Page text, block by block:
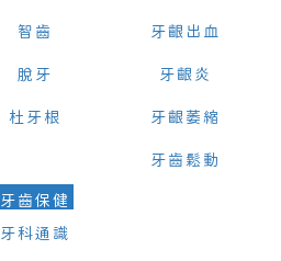
智齒
脫牙
杜牙根
牙齦出血
牙齦炎
牙齦萎縮
牙齒鬆動
牙齒保健
牙科通識